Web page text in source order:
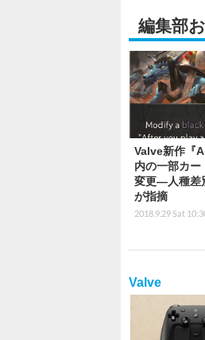
編集部
Valve新作『
内の一部カー
変更―人種差
が指摘
2018.9.29 Sat
Valve